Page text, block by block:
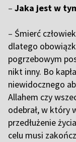
– Jaka jest w
– Śmierć
dlatego
pogrzebowym
nikt inny. Bo
niewidocznego
Allahem czy
odebrał, w który
przedłużenie
celu musi